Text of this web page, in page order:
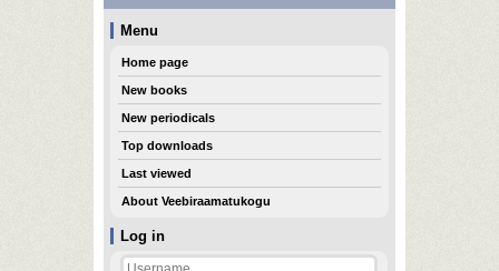
Log in
Menu
Home page
New books
New periodicals
Top downloads
Last viewed
About Veebiraamatukogu